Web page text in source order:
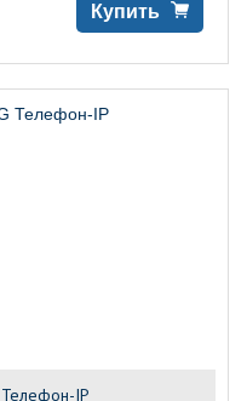
Купить
Телефон-IP